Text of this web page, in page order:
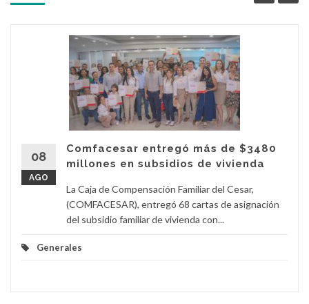
08
AGO
Comfacesar entregó más de $3480
millones en subsidios de vivienda
La Caja de Compensación Familiar del Cesar,
(COMFACESAR), entregó 68 cartas de asignación
del subsidio familiar de vivienda con...
Generales